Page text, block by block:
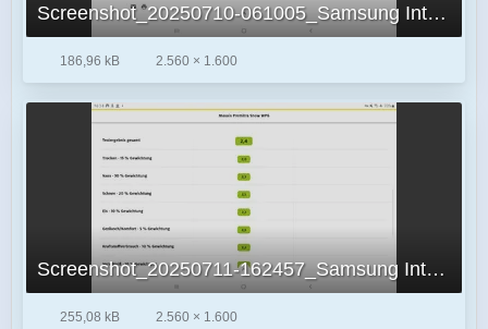
Screenshot_20250710-061005_Samsung Internet.jpg
186,96 kB 2.560 × 1.600
Screenshot_20250711-162457_Samsung Internet.jpg
255,08 kB 2.560 × 1.600